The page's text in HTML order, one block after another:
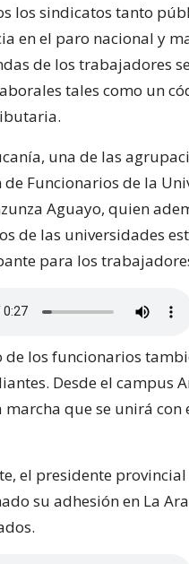
los sindicatos tanto
en el paro nacional y
de los trabajadores
tales como un
una de las
de Funcionarios de la
Aguayo, quien
de las universidades
para los
los funcionarios
Desde el campus
que se unirá
el presidente
su adhesión en La